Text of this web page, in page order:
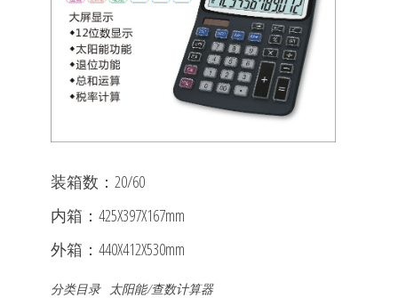
装箱数：20/60
内箱：425X397X167mm
外箱：440X412X530mm
分类目录 太阳能/查数计算器